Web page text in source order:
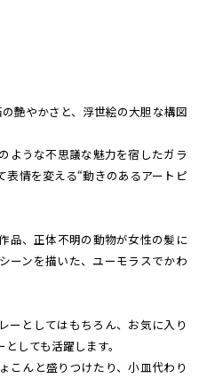
艶やかさと、浮世絵の大胆な構図
ような不思議な魅力を宿したガラ
表情を変える“動きのあるアートピ
品、正体不明の動物が女性の髪に
ーンを描いた、ユーモラスでかわ
ーとしてはもちろん、お気に入り
しても活躍します。
こんと盛りつけたり、小皿代わり